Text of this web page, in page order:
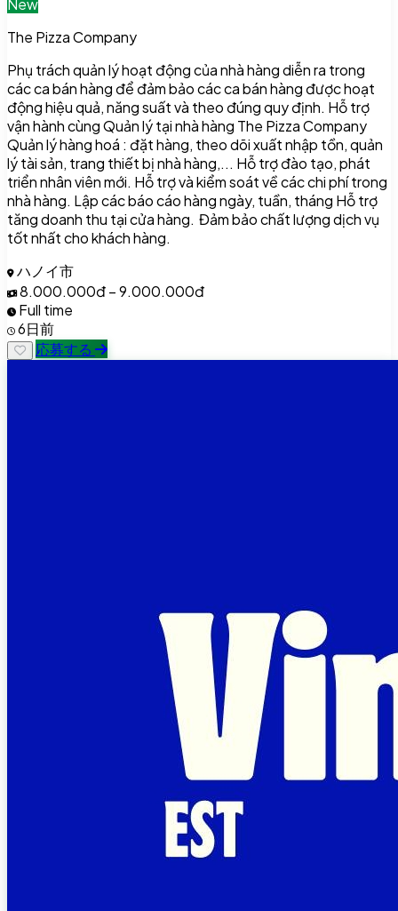
New
The Pizza Company
Phụ trách quản lý hoạt động của nhà hàng diễn ra trong
các ca bán hàng để đảm bảo các ca bán hàng được hoạt
động hiệu quả, năng suất và theo đúng quy định. Hỗ trợ
vận hành cùng Quản lý tại nhà hàng The Pizza Company
Quản lý hàng hoá : đặt hàng, theo dõi xuất nhập tồn, quản
lý tài sản, trang thiết bị nhà hàng,... Hỗ trợ đào tạo, phát
triển nhân viên mới. Hỗ trợ và kiểm soát về các chi phí trong
nhà hàng. Lập các báo cáo hàng ngày, tuần, tháng Hỗ trợ
tăng doanh thu tại cửa hàng. Đảm bảo chất lượng dịch vụ
tốt nhất cho khách hàng.
ハノイ市
8.000.000đ – 9.000.000đ
Full time
6日前
応募する